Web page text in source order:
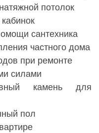
потолок
сантехника
частного дома
при ремонте
силами
камень для
пол